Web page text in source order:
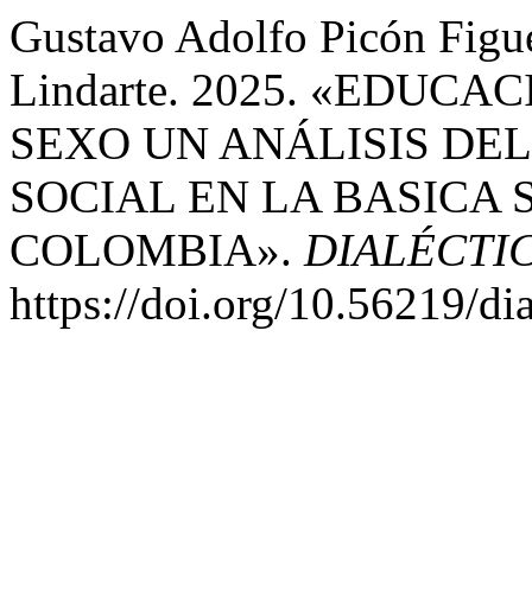
Gustavo Adolfo Picón
Lindarte. 2025.
SEXO UN ANÁLISIS
SOCIAL EN LA BASICA
COLOMBIA».
https://doi.org/10.56219/